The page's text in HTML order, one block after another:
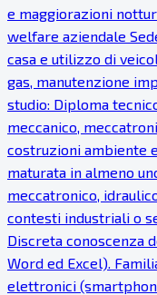
e maggiorazioni
welfare aziendale
casa e utilizzo di
gas, manutenzione
studio: Diploma
meccanico,
costruzioni ambiente
maturata in almeno
meccatronico,
contesti industriali o
Discreta conoscenza
Word ed Excel).
elettronici